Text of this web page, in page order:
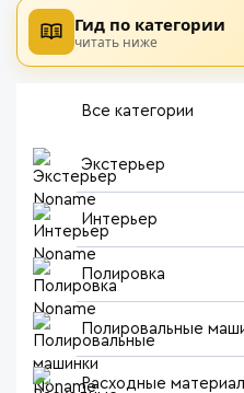
Гид по категории
читать ниже
Все категории
Экстерьер
Интерьер
Полировка
Полировальные
Расходные